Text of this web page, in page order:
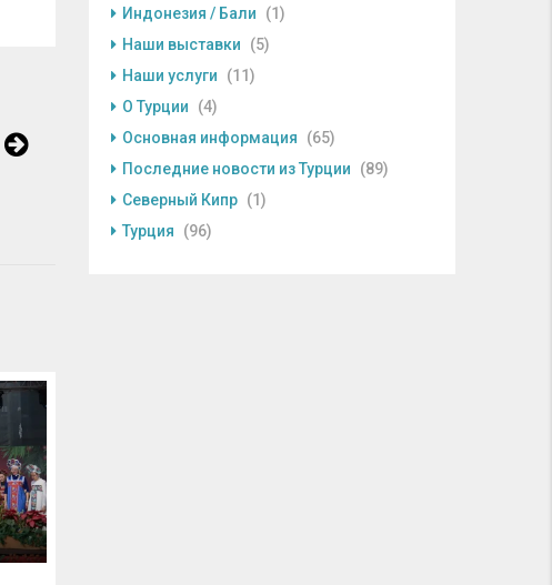
Индонезия / Бали
(1)
Наши выставки
(5)
Наши услуги
(11)
О Турции
(4)
Основная информация
(65)
Последние новости из Турции
(89)
Северный Кипр (1)
Турция
(96)